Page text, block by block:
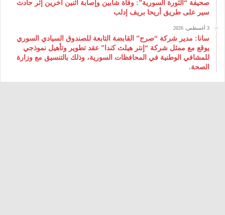
صحيفة “الثورة السورية”: وفاة شابين وإصابة اثنين آخرين إثر حادث
سير على طريق أريحا بريف إدلب
3 أغسطس، 2026
سانا: مدير شركة “صرح” القابضة التابعة للصندوق السيادي السوري
يوقع مع ممثل شركة “إنتر هيلث كندا” عقد تطوير وتأهيل نموذجي
للمشافي الوطنية في المحافظات السورية، وذلك بالتنسيق مع وزارة
الصحة.